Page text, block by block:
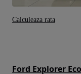
Calculeaza rata